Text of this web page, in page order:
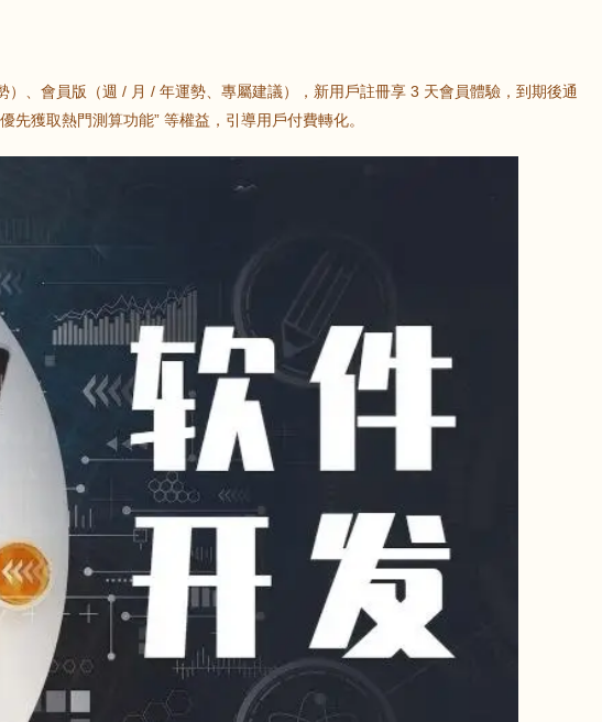
）、會員版（週 / 月 / 年運勢、專屬建議），新用戶註冊享 3 天會員體驗，到期後通
先獲取熱門測算功能” 等權益，引導用戶付費轉化。